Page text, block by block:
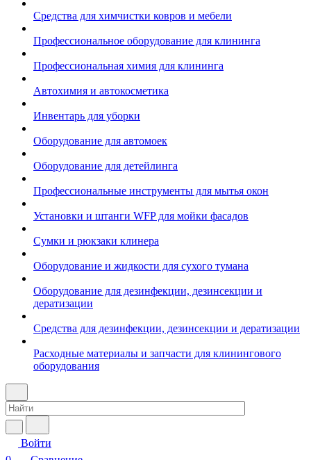
Средства для химчистки ковров и мебели
Профессиональное оборудование для клининга
Профессиональная химия для клининга
Автохимия и автокосметика
Инвентарь для уборки
Оборудование для автомоек
Оборудование для детейлинга
Профессиональные инструменты для мытья окон
Установки и штанги WFP для мойки фасадов
Сумки и рюкзаки клинера
Оборудование и жидкости для сухого тумана
Оборудование для дезинфекции, дезинсекции и
дератизации
Средства для дезинфекции, дезинсекции и дератизации
Расходные материалы и запчасти для клинингового
оборудования
Войти